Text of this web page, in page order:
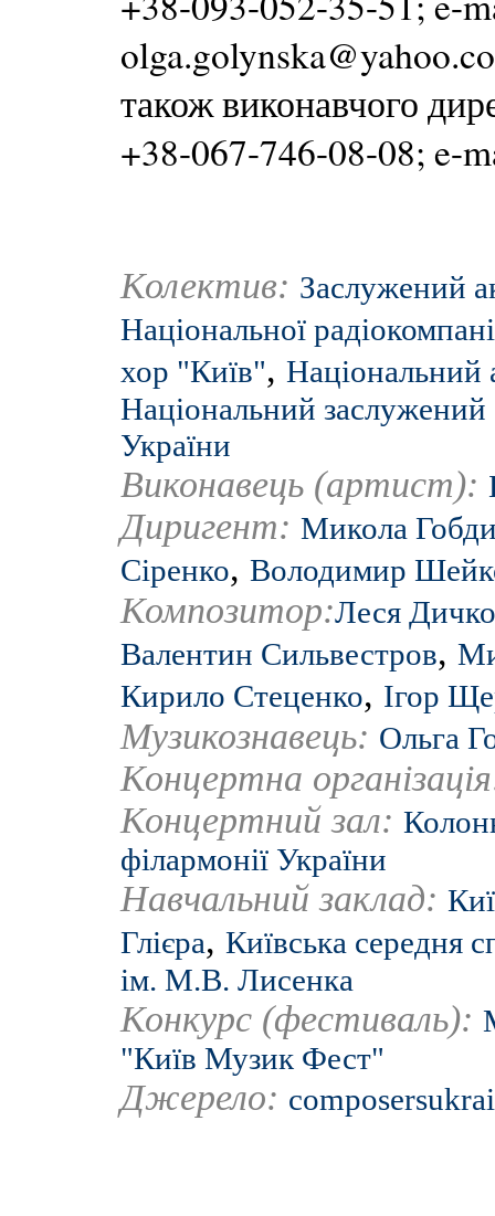
також виконавчого
+38-067-746-08-08; e-
Колектив: Заслужений
Національної
хор "Київ", Національний
Національний
України
Виконавець (артист):
Диригент: Микола
Сіренко, Володимир
Композитор:Леся Дичко
Валентин Сильвестров,
Кирило Стеценко, Ігор
Музикознавець: Ольга
Концертна
Концертний зал:
філармонії України
Навчальний заклад:
Глієра, Київська середня
ім. М.В. Лисенка
Конкурс (фестиваль):
"Київ Музик Фест"
Джерело: